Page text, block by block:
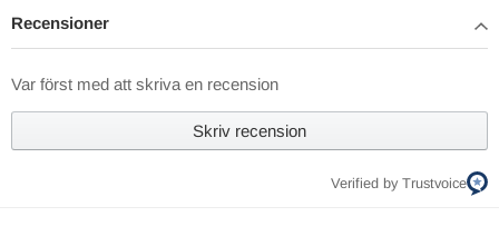
Recensioner
Var först med att skriva en recension
Skriv recension
Verified by Trustvoice